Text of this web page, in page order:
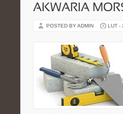
AKWARIA
POSTED BY ADMIN LUT -